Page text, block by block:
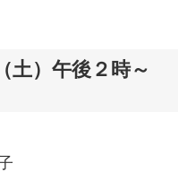
土）午後２時～